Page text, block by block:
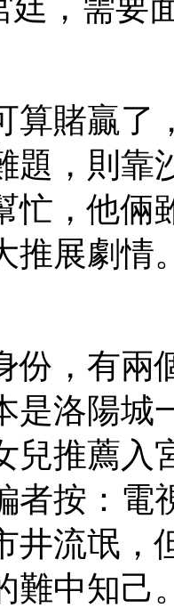
廷，需要
算賭贏了
題，則靠
忙，他倆
推展劇情
份，有兩
是洛陽
兒推薦入
者按：電
井流氓，
難中知己